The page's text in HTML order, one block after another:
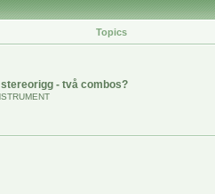
Topics
- två combos?